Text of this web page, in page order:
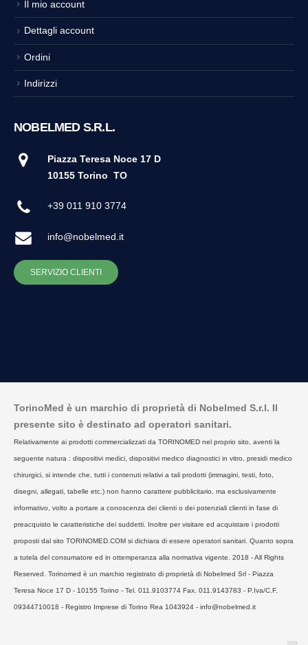
Il mio account
Dettagli account
Ordini
Indirizzi
NOBELMED S.R.L.
Piazza Teresa Noce 17 D
10155 Torino TO
+39 011 910 3774
info@nobelmed.it
SERVIZIO CLIENTI
TorinoMed è un marchio di proprietà di Nobelmed S.r.l. Il
presente sito è destinato ad operatori sanitari.
Relativamente ai prodotti commercializzati da TORINOMED nel proprio sito, aventi la
seguente natura : dispositivi medici, dispositivi medico diagnostici in vitro, presidi medico
chirurgici, si intende che, tutti i contenuti relativi a tali prodotti (immagini, testi, foto,
disegni, allegati, tabelle etc.) non hanno carattere pubblicitario, ma esclusivamente
informativo, volto a portare a conoscenza dei clienti o dei potenziali clienti in fase di
preacquisto le caratteristiche dei suddetti. Inoltre per visitare ed acquistare i prodotti
proposti dal sito TORINOMED.COM si dichiara di essere operatori sanitari. Quanto sopra
a tutela del consumatore ed in ottemperanza alla normativa vigente. 2018 - All Rights
Reserved. Torinomed è un marchio registrato di proprietà di Nobelmed Srl - Piazza
Teresa Noce 17 D - 10155 Torino - Tel. 011.9103774 Fax. 011.9143783 - P.Iva/C.F.
09344710018 - Registro Imprese di Torino Rea 1043924 - info@nobelmed.it